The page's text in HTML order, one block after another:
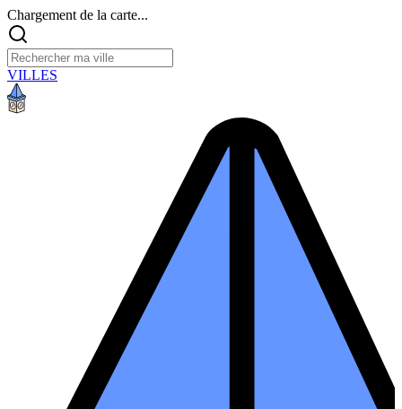
Chargement de la carte...
VILLES